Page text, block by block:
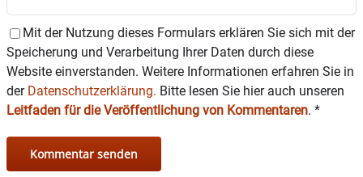
Mit der Nutzung dieses Formulars erklären Sie sich mit der
Speicherung und Verarbeitung Ihrer Daten durch diese
Website einverstanden. Weitere Informationen erfahren Sie in
der Datenschutzerklärung. Bitte lesen Sie hier auch unseren
Leitfaden für die Veröffentlichung von Kommentaren. *